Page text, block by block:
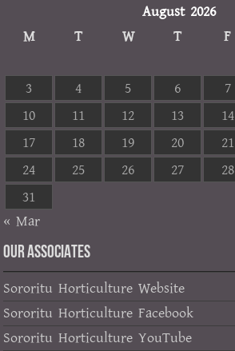
August 2026
M
T W T F
3
4 5 6 7
10
11 12 13 14
17
18 19 20 21
24
25 26 27 28
31
« Mar
OUR ASSOCIATES
Sororitu Horticulture Website
Sororitu Horticulture Facebook
Sororitu Horticulture YouTube